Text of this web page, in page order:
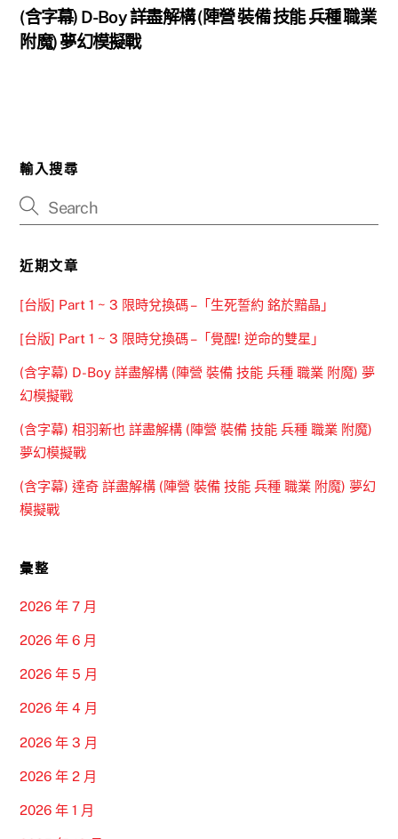
(含字幕) D-Boy 詳盡解構 (陣營 裝備 技能 兵種 職業
附魔) 夢幻模擬戰
輸入搜尋
近期文章
[台版] Part 1 ~ 3 限時兌換碼 –「生死誓約 銘於黯晶」
[台版] Part 1 ~ 3 限時兌換碼 –「覺醒! 逆命的雙星」
(含字幕) D-Boy 詳盡解構 (陣營 裝備 技能 兵種 職業 附魔) 夢
幻模擬戰
(含字幕) 相羽新也 詳盡解構 (陣營 裝備 技能 兵種 職業 附魔)
夢幻模擬戰
(含字幕) 達奇 詳盡解構 (陣營 裝備 技能 兵種 職業 附魔) 夢幻
模擬戰
彙整
2026 年 7 月
2026 年 6 月
2026 年 5 月
2026 年 4 月
2026 年 3 月
2026 年 2 月
2026 年 1 月